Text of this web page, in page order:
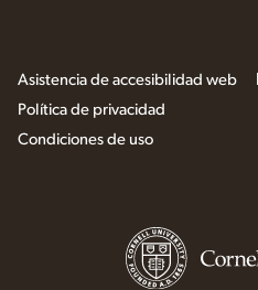
Asistencia de accesibilidad web
Política de privacidad
Condiciones de uso